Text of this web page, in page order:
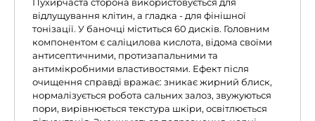
відлущування клітин, а гладка - для фінішної
тонізації. У баночці міститься 60 дисків. Головним
компонентом є саліцилова кислота, відома своїми
антисептичними, протизапальними та
антимікробними властивостями. Ефект після
очищення справді вражає: зникає жирний блиск,
нормалізується робота сальних залоз, звужуються
пори, вирівнюється текстура шкіри, освітлюється